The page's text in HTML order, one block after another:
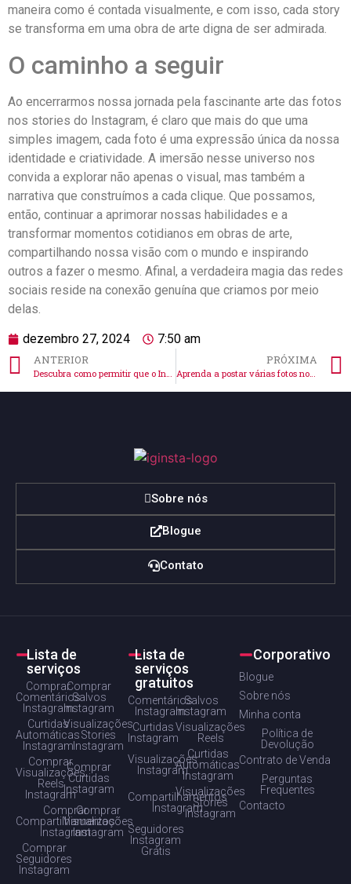
maneira como é contada visualmente,‌ e com isso, cada story
se transforma em ‌uma obra de arte digna de ser admirada.
O ⁤caminho a ‌seguir
Ao encerrarmos nossa jornada pela fascinante arte⁢ das ⁣fotos
⁤nos stories do ⁤Instagram, é‌ claro que mais do que uma
simples imagem, cada ​foto é uma⁢ expressão única ‍da nossa
⁤identidade e⁢ criatividade. A ⁣imersão nesse‍ universo ⁢nos
convida a explorar não‌ apenas o visual, mas também⁣ a​
narrativa que construímos a cada clique. Que possamos,
‍então,‍ continuar a aprimorar nossas habilidades e a
transformar momentos cotidianos em obras de arte,
compartilhando​ nossa visão ‍com o mundo e inspirando
outros a fazer o mesmo. ⁤Afinal, a verdadeira magia‌ das redes
sociais ⁤reside na conexão genuína ‍que criamos⁣ por meio
delas.
dezembro 27, 2024 7:50 am
ANTERIOR PRÓXIMA
Aprenda a postar várias fotos no stories do Instagram facilmente!
Sobre nós
Blogue
Contato
Lista de
serviços
Comprar
Comentários
Instagram
Comprar
Salvos
Instagram
Curtidas
Automáticas
Instagram
Visualizações
Stories
Instagram
Comprar
Visualizações
Reels
Instagram
Comprar
Curtidas
Instagram
Comprar
Compartilhamentos
Instagram
Comprar
Visualizações
Instagram
Comprar
Seguidores
Instagram
Lista de
serviços
gratuitos
Comentários
Instagram
Salvos
Instagram
Curtidas
Instagram
Visualizações
Reels
Visualizações
Instagram
Curtidas
Automáticas
Instagram
Compartilhamentos
Instagram
Visualizações
Stories
Instagram
Seguidores
Instagram
Grátis
Corporativo
Blogue
Sobre nós
Minha conta
Política de
Devolução
Contrato de Venda
Perguntas
Frequentes
Contacto